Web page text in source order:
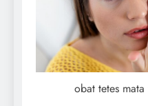
obat tetes